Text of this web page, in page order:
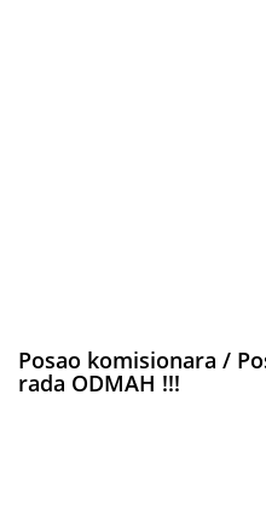
Posao komisionara /
rada ODMAH !!!